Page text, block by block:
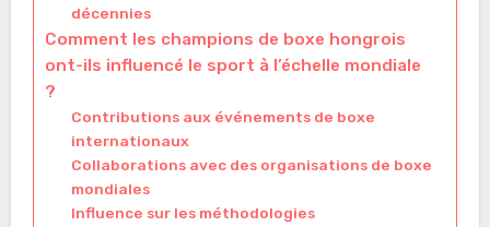
décennies
Comment les champions de boxe hongrois
ont-ils influencé le sport à l’échelle mondiale
?
Contributions aux événements de boxe
internationaux
Collaborations avec des organisations de boxe
mondiales
Influence sur les méthodologies